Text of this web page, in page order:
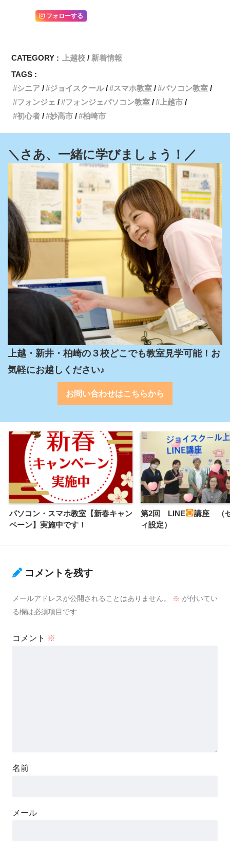
フォローする
CATEGORY : 上越校
新着情報
TAGS :
シニア
ジョイスクール スマホ教室
パソコン教室
フォンジェ
フォンジェパソコン教室
上越市
初心者
妙高市 柏崎市
＼さあ、一緒に学びましょう！／
上越・新井・柏崎の３校どこでも教室見学可能！お
気軽にお越しください♪
お問い合わせはこちらから
パソコン・スマホ教室【新春キャン
ペーン】実施中です！
第2回 LINE
講座 （
ィ設定）
コメントを残す
メールアドレスが公開されることはありません。 ※ が付いてい
る欄は必須項目です
コメント ※
名前
メール